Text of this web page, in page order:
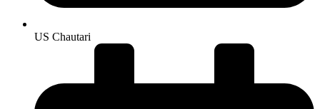
US Chautari